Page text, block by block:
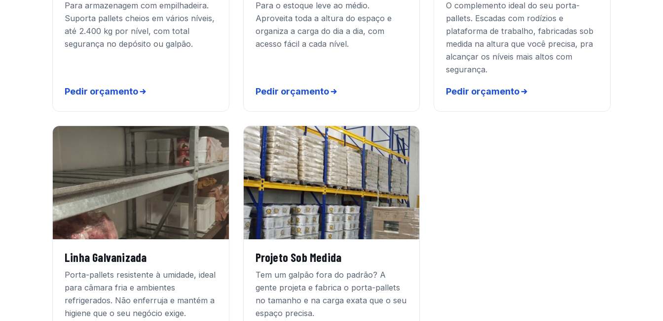
Para armazenagem com empilhadeira.
Suporta pallets cheios em vários níveis,
até 2.400 kg por nível, com total
segurança no depósito ou galpão.
Pedir orçamento
Para o estoque leve ao médio.
Aproveita toda a altura do espaço e
organiza a carga do dia a dia, com
acesso fácil a cada nível.
Pedir orçamento
O complemento ideal do seu porta-
pallets. Escadas com rodízios e
plataforma de trabalho, fabricadas sob
medida na altura que você precisa, pra
alcançar os níveis mais altos com
segurança.
Pedir orçamento
Linha Galvanizada
Porta-pallets resistente à umidade, ideal
para câmara fria e ambientes
refrigerados. Não enferruja e mantém a
higiene que o seu negócio exige.
Projeto Sob Medida
Tem um galpão fora do padrão? A
gente projeta e fabrica o porta-pallets
no tamanho e na carga exata que o seu
espaço precisa.